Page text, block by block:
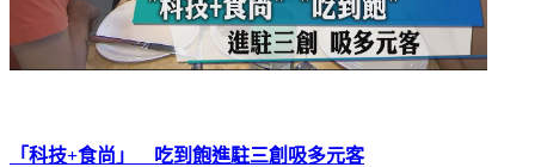
「科技+食尚」 吃到飽進駐三創吸多元客